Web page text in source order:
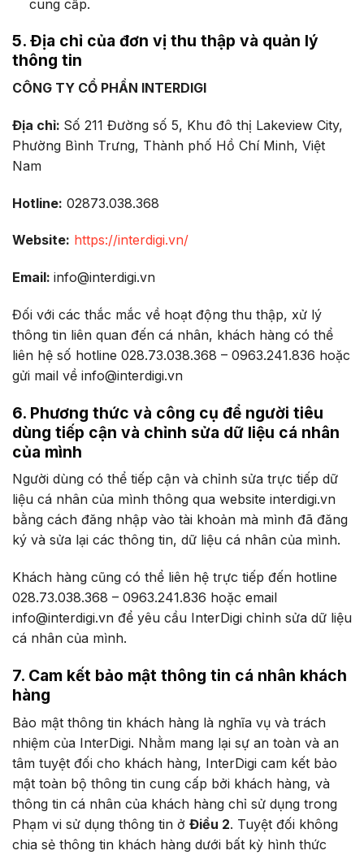
cung cấp.
5. Địa chỉ của đơn vị thu thập và quản lý
thông tin
CÔNG TY CỔ PHẦN INTERDIGI
Địa chỉ: Số 211 Đường số 5, Khu đô thị Lakeview City,
Phường Bình Trưng, Thành phố Hồ Chí Minh, Việt
Nam
Hotline: 02873.038.368
Website: https://interdigi.vn/
Email: info@interdigi.vn
Đối với các thắc mắc về hoạt động thu thập, xử lý
thông tin liên quan đến cá nhân, khách hàng có thể
liên hệ số hotline 028.73.038.368 – 0963.241.836 hoặc
gửi mail về info@interdigi.vn
6. Phương thức và công cụ để người tiêu
dùng tiếp cận và chỉnh sửa dữ liệu cá nhân
của mình
Người dùng có thể tiếp cận và chỉnh sửa trực tiếp dữ
liệu cá nhân của mình thông qua website interdigi.vn
bằng cách đăng nhập vào tài khoản mà mình đã đăng
ký và sửa lại các thông tin, dữ liệu cá nhân của mình.
Khách hàng cũng có thể liên hệ trực tiếp đến hotline
028.73.038.368 – 0963.241.836 hoặc email
info@interdigi.vn để yêu cầu InterDigi chỉnh sửa dữ liệu
cá nhân của mình.
7. Cam kết bảo mật thông tin cá nhân khách
hàng
Bảo mật thông tin khách hàng là nghĩa vụ và trách
nhiệm của InterDigi. Nhằm mang lại sự an toàn và an
tâm tuyệt đối cho khách hàng, InterDigi cam kết bảo
mật toàn bộ thông tin cung cấp bởi khách hàng, và
thông tin cá nhân của khách hàng chỉ sử dụng trong
Phạm vi sử dụng thông tin ở Điều 2. Tuyệt đối không
chia sẻ thông tin khách hàng dưới bất kỳ hình thức